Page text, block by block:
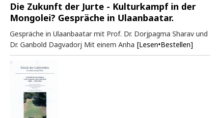
Die Zukunft der Jurte - Kulturkampf in der
Mongolei? Gespräche in Ulaanbaatar.
Gespräche in Ulaanbaatar mit Prof. Dr. Dorjpagma Sharav und
Dr. Ganbold Dagvadorj Mit einem Anha [Lesen•Bestellen]